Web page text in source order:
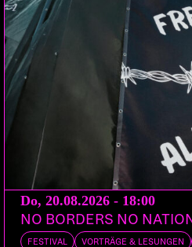
Visuals by Optickle
Do, 20.08.2026 - 18:00
NO BORDERS NO
FESTIVAL VORTRÄGE & LESUNGEN